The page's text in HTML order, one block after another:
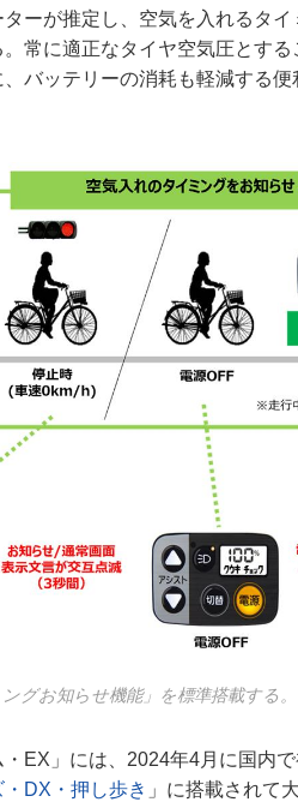
ーが推定し、空気を入れるタイ
常に適正なタイヤ空気圧とする
バッテリーの消耗も軽減する便
グお知らせ機能」を標準搭載する。
EX」には、2024年4月に国内
DX・押し歩き 」に搭載されて